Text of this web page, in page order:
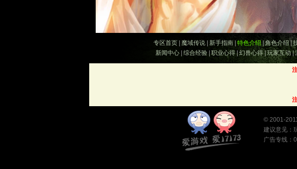
专区首页| 魔域传说| 新手指南| 特色介绍|角色介绍|
新闻中心 综合经验 |职业心得| 幻兽心得|玩家互动|
© 2001-
建议意见：
广告专线